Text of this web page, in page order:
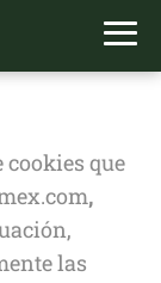
cookies que
,
las